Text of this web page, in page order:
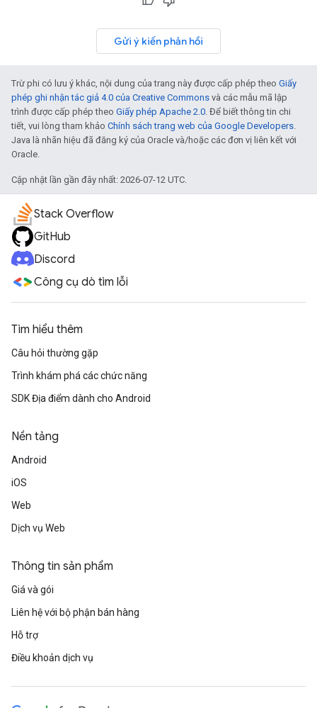
Gửi ý kiến phản hồi
Trừ phi có lưu ý khác, nội dung của trang này được cấp phép theo Giấy
phép ghi nhận tác giả 4.0 của Creative Commons và các mẫu mã lập
trình được cấp phép theo Giấy phép Apache 2.0. Để biết thông tin chi
tiết, vui lòng tham khảo Chính sách trang web của Google Developers.
Java là nhãn hiệu đã đăng ký của Oracle và/hoặc các đơn vị liên kết với
Oracle.
Cập nhật lần gần đây nhất: 2026-07-12 UTC.
Stack Overflow
GitHub
Discord
Công cụ dò tìm lỗi
Tìm hiểu thêm
Câu hỏi thường gặp
Trình khám phá các chức năng
SDK Địa điểm dành cho Android
Nền tảng
Android
iOS
Web
Dịch vụ Web
Thông tin sản phẩm
Giá và gói
Liên hệ với bộ phận bán hàng
Hỗ trợ
Điều khoản dịch vụ